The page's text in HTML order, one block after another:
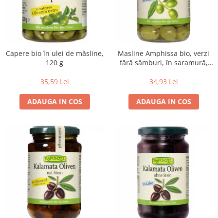
Lapte bio si bauturi vegetale
Sirop bio
Sucuri din fructe si legume bio
Superalimente
Pudre proteice bio
Superalimente bio
Uleiuri, grasimi si otet
Grasimi bio
Ulei bio
Ulei de masline bio
Uleiuri esentiale alimentare bio
Uleiuri Oxyguard
Capere bio în ulei de măsline,
120 g
35,59 Lei
ADAUGA IN COS
Masline Amphissa bio, verzi
fără sâmburi, în saramură,
34,93 Lei
ADAUGA IN COS